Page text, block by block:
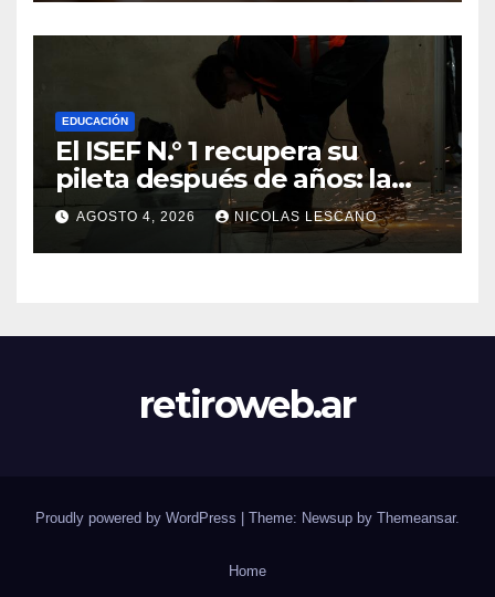
EDUCACIÓN
El ISEF N.° 1 recupera su
pileta después de años: la
obra ya supera el 50% y
cambia la formación de miles
de estudiantes
AGOSTO 4, 2026 NICOLAS LESCANO
retiroweb.ar
Proudly powered by WordPress Theme: Newsup by Themeansar.
Home